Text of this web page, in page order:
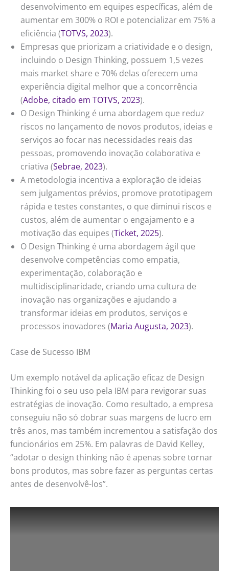
desenvolvimento em equipes específicas, além de
aumentar em 300% o ROI e potencializar em 75% a
eficiência (TOTVS, 2023).
Empresas que priorizam a criatividade e o design,
incluindo o Design Thinking, possuem 1,5 vezes
mais market share e 70% delas oferecem uma
experiência digital melhor que a concorrência
(Adobe, citado em TOTVS, 2023).
O Design Thinking é uma abordagem que reduz
riscos no lançamento de novos produtos, ideias e
serviços ao focar nas necessidades reais das
pessoas, promovendo inovação colaborativa e
criativa (Sebrae, 2023).
A metodologia incentiva a exploração de ideias
sem julgamentos prévios, promove prototipagem
rápida e testes constantes, o que diminui riscos e
custos, além de aumentar o engajamento e a
motivação das equipes (Ticket, 2025).
O Design Thinking é uma abordagem ágil que
desenvolve competências como empatia,
experimentação, colaboração e
multidisciplinaridade, criando uma cultura de
inovação nas organizações e ajudando a
transformar ideias em produtos, serviços e
processos inovadores (Maria Augusta, 2023).
Case de Sucesso IBM
Um exemplo notável da aplicação eficaz de Design
Thinking foi o seu uso pela IBM para revigorar suas
estratégias de inovação. Como resultado, a empresa
conseguiu não só dobrar suas margens de lucro em
três anos, mas também incrementou a satisfação dos
funcionários em 25%. Em palavras de David Kelley,
“adotar o design thinking não é apenas sobre tornar
bons produtos, mas sobre fazer as perguntas certas
antes de desenvolvê-los”.